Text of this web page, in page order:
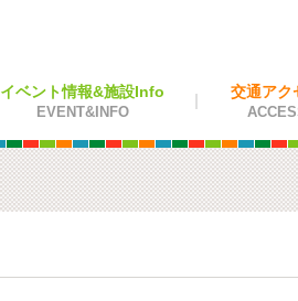
イベント情報&施設Info
EVENT&INFO
交通アク